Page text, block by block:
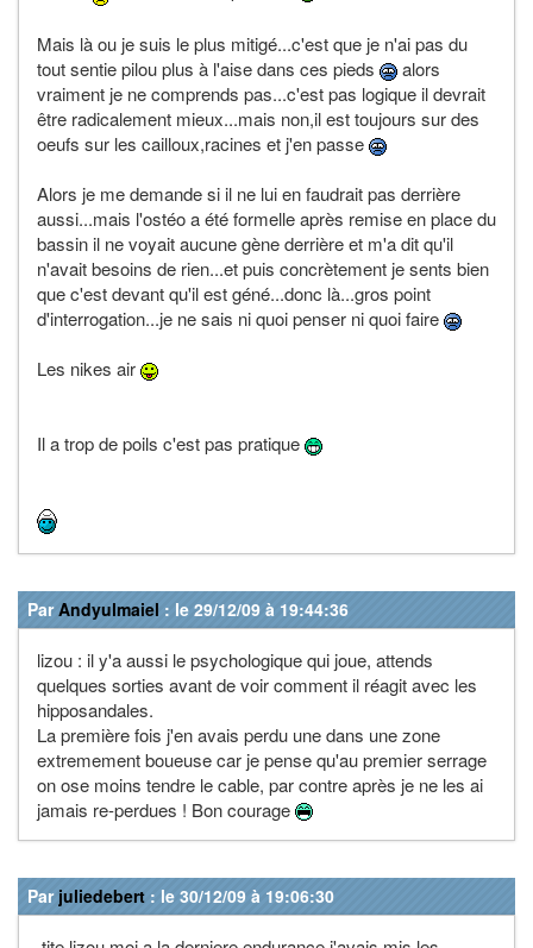
Mais là ou je suis le plus mitigé...c'est que je n'ai pas du
tout sentie pilou plus à l'aise dans ces pieds
alors
vraiment je ne comprends pas...c'est pas logique il devrait
être radicalement mieux...mais non,il est toujours sur des
oeufs sur les cailloux,racines et j'en passe
Alors je me demande si il ne lui en faudrait pas derrière
aussi...mais l'ostéo a été formelle après remise en place du
bassin il ne voyait aucune gène derrière et m'a dit qu'il
n'avait besoins de rien...et puis concrètement je sents bien
que c'est devant qu'il est géné...donc là...gros point
d'interrogation...je ne sais ni quoi penser ni quoi faire
Les nikes air
Il a trop de poils c'est pas pratique
ParAndyulmaiel : le 29/12/09 à 19:44:36
lizou : il y'a aussi le psychologique qui joue, attends
quelques sorties avant de voir comment il réagit avec les
hipposandales.
La première fois j'en avais perdu une dans une zone
extremement boueuse car je pense qu'au premier serrage
on ose moins tendre le cable, par contre après je ne les ai
jamais re-perdues ! Bon courage
Par juliedebert : le 30/12/09 à 19:06:30